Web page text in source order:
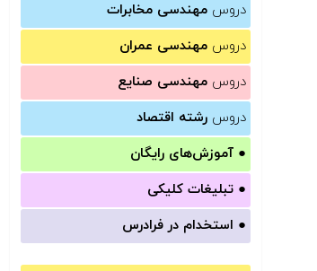
دروس مهندسی مخابرات
دروس مهندسی عمران
دروس مهندسی صنایع
دروس رشته اقتصاد
● آموزش‌های رایگان
● تبلیغات کلیکی
● استخدام در فرادرس